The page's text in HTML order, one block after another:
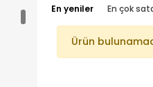
En yeniler En çok
Ürün